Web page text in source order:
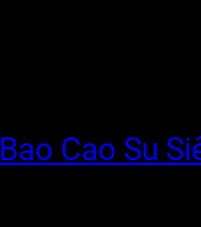
Bao Cao Su